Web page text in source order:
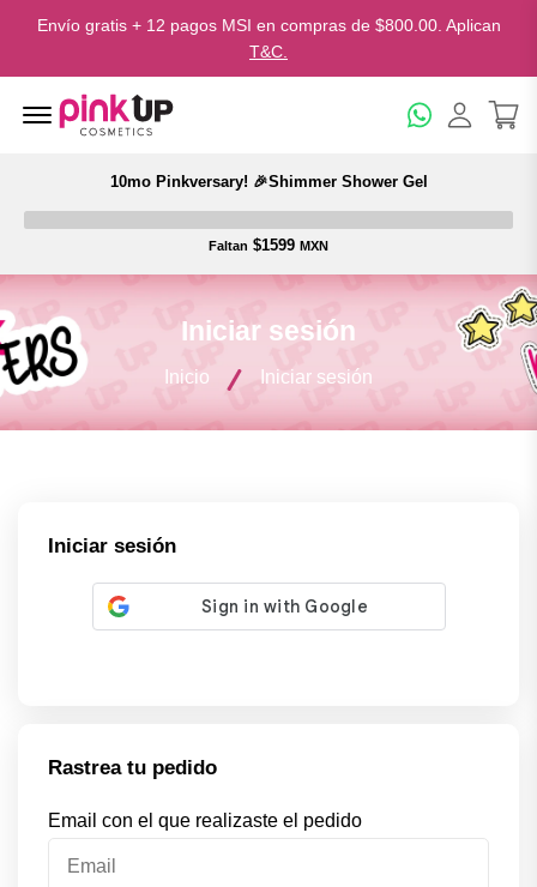
Envío gratis + 12 pagos MSI en compras de $800.00. Aplican
T&C.
Menu Open
10mo Pinkversary! 🎉Shimmer Shower Gel
Faltan $1599 MXN
Iniciar sesión
Inicio Iniciar sesión
Iniciar sesión
Rastrea tu pedido
Email con el que realizaste el pedido